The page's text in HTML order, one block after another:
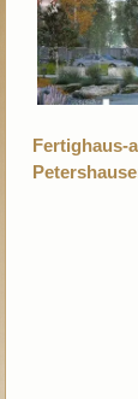
Fertighaus-